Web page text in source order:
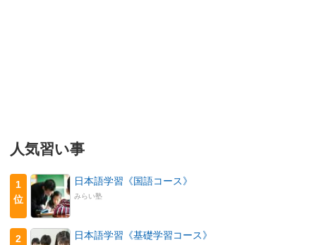
人気習い事
1
位
日本語学習《国語コース》
みらい塾
2
日本語学習《基礎学習コース》